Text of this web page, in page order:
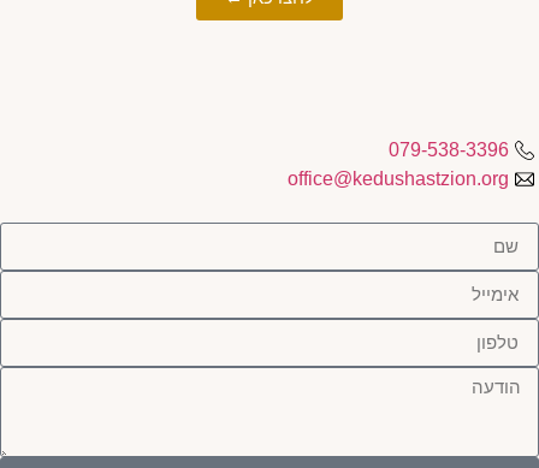
079-538-3396
office@kedushastzion.org